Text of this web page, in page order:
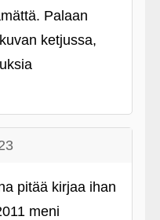
Palaan
ketjussa,
pitää kirjaa ihan
meni